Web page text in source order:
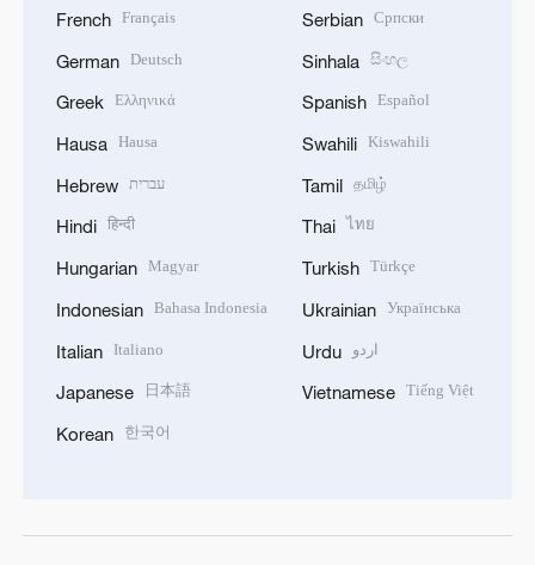
French Français
German Deutsch
Greek Ελληνικά
Hausa Hausa
Hebrew עברית
Hindi हिन्दी
Hungarian Magyar
Indonesian Bahasa Indonesia
Italian Italiano
Japanese 日本語
Korean 한국어
Serbian Српски
Sinhala සිංහල
Spanish Español
Swahili Kiswahili
Tamil தமிழ்
Thai ไทย
Turkish Türkçe
Ukrainian Українська
Urdu اردو
Vietnamese Tiếng Việt